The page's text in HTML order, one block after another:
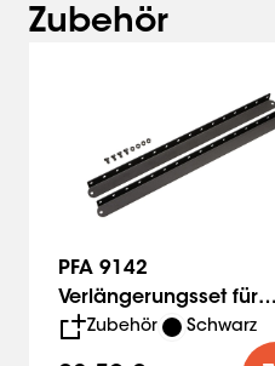
Zubehör
PFA 9142
Verlängerungsset für
Wandhalterung 2 Arme
Zubehör Schwarz